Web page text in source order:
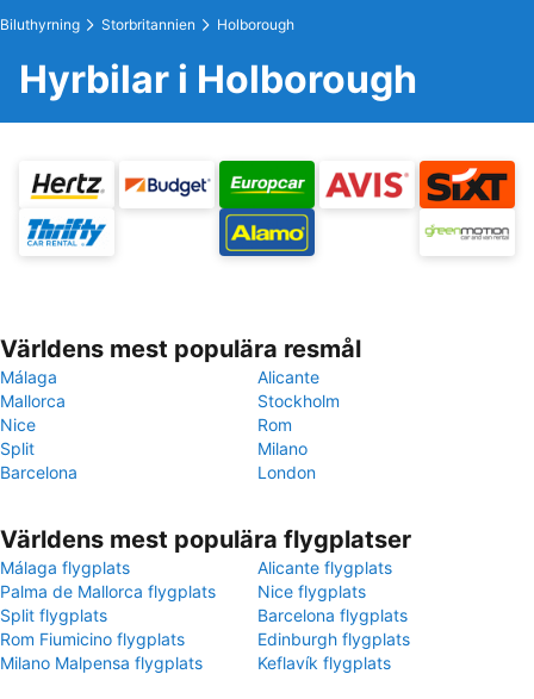
Biluthyrning Storbritannien Holborough
Hyrbilar i Holborough
Världens mest populära resmål
Málaga
Alicante
Mallorca
Stockholm
Nice
Rom
Split
Milano
Barcelona
London
Världens mest populära flygplatser
Málaga flygplats
Alicante flygplats
Palma de Mallorca flygplats
Nice flygplats
Split flygplats
Barcelona flygplats
Rom Fiumicino flygplats
Edinburgh flygplats
Milano Malpensa flygplats
Keflavík flygplats